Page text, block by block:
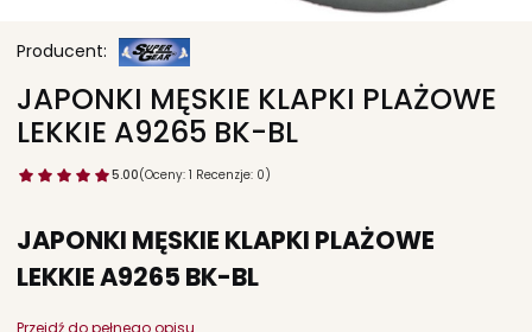
JAPONKI MĘSKIE KLAPKI PLAŻOWE
LEKKIE A9265 BK-BL
5.00(Oceny: 1 Recenzje: 0)
JAPONKI MĘSKIE KLAPKI PLAŻOWE
LEKKIE A9265 BK-BL